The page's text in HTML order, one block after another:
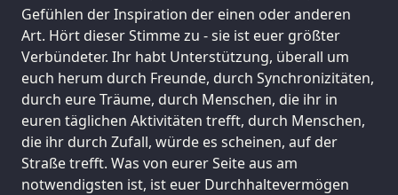
Gefühlen der Inspiration der einen oder anderen
Art. Hört dieser Stimme zu - sie ist euer größter
Verbündeter. Ihr habt Unterstützung, überall um
euch herum durch Freunde, durch Synchronizitäten,
durch eure Träume, durch Menschen, die ihr in
euren täglichen Aktivitäten trefft, durch Menschen,
die ihr durch Zufall, würde es scheinen, auf der
Straße trefft. Was von eurer Seite aus am
notwendigsten ist, ist euer Durchhaltevermögen